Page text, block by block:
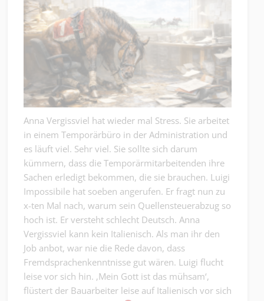
Anna Vergissviel hat wieder mal Stress. Sie arbeitet
in einem Temporärbüro in der Administration und
es läuft viel. Sehr viel. Sie sollte sich darum
kümmern, dass die Temporärmitarbeitenden ihre
Sachen erledigt bekommen, die sie brauchen. Luigi
Impossibile hat soeben angerufen. Er fragt nun zu
x-ten Mal nach, warum sein Quellensteuerabzug so
hoch ist. Er versteht schlecht Deutsch. Anna
Vergissviel kann kein Italienisch. Als man ihr den
Job anbot, war nie die Rede davon, dass
Fremdsprachenkenntnisse gut wären. Luigi flucht
leise vor sich hin. ‚Mein Gott ist das mühsam‘,
flüstert der Bauarbeiter leise auf Italienisch vor sich